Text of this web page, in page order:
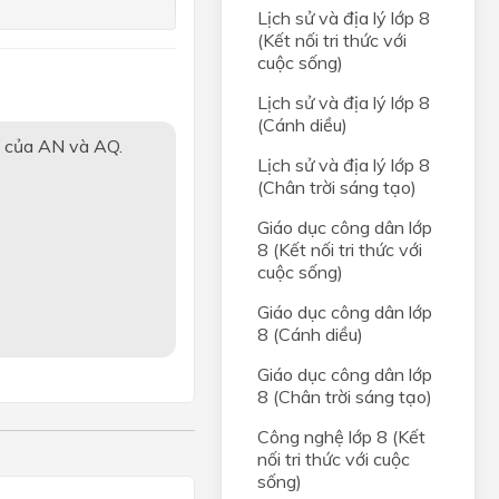
AN và AQ.
Lịch sử và địa lý lớp 8
(Kết nối tri thức với
cuộc sống)
Lịch sử và địa lý lớp 8
(Cánh diều)
Lịch sử và địa lý lớp 8
(Chân trời sáng tạo)
Giáo dục công dân lớp
8 (Kết nối tri thức với
cuộc sống)
Giáo dục công dân lớp
8 (Cánh diều)
Giáo dục công dân lớp
8 (Chân trời sáng tạo)
Công nghệ lớp 8 (Kết
nối tri thức với cuộc
sống)